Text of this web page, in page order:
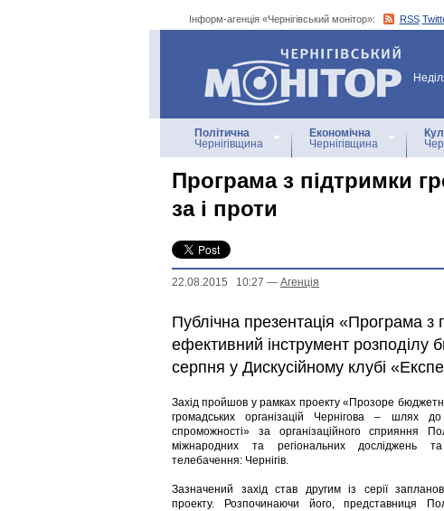
Інформ-агенція «Чернігівський монітор»: RSS
Інформ-агенція
«Чернігівський монітор»
Політична
Чернігівщина
Економічна
Чернігівщина
Програма з підтримки
за і проти
22.08.2015 10:27 — Агенцiя
Публічна презентація «Програма з
ефективний інструмент розподілу
серпня у Дискусійному клубі
Захід пройшов у рамках проекту «Прозоре
громадських організацій Чернігова – шлях
спроможності» за організаційного сприяння
міжнародних та регіональних досліджень та
телебачення: Чернігів.
Зазначений захід став другим із серії
проекту. Розпочинаючи його, представниця